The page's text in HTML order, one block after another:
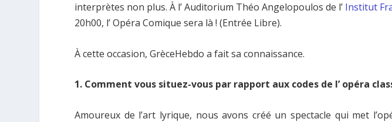
interprètes non plus. À l’ Auditorium Théo Angelopoulos de l’ Institut
20h00, l’ Opéra Comique sera là ! (Entrée Libre).
À cette occasion, GrèceHebdo a fait sa connaissance.
1. Comment vous situez-vous par rapport aux codes de l’ opéra
Amoureux de l’art lyrique, nous avons créé un spectacle qui met